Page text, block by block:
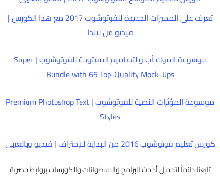
تعرف على المميزات الجديدة للفوتوشوب 2017 مع هذا الكورس |
فيديو من ليندا
موسوعة الموك أب والتصاميم المفتوحة للفوتوشوب | Super
Bundle with 65 Top-Quality Mock-Ups
موسوعة المؤثرات النصية للفوتوشوب | Premium Photoshop Text
Styles
كورس تعليم فوتوشوب 2016 من البداية للإحتراف | فيديو وبالعربى
تابعنا دائماً لتحميل أحدث البرامج والاسطوانات والكورسات بروابط حصرية